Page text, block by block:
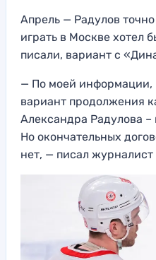
Апрель — Радулов
играть в Москве хотел
писали, вариант с
— По моей информации,
вариант продолжения
Александра Радулова
Но окончательных
нет, — писал